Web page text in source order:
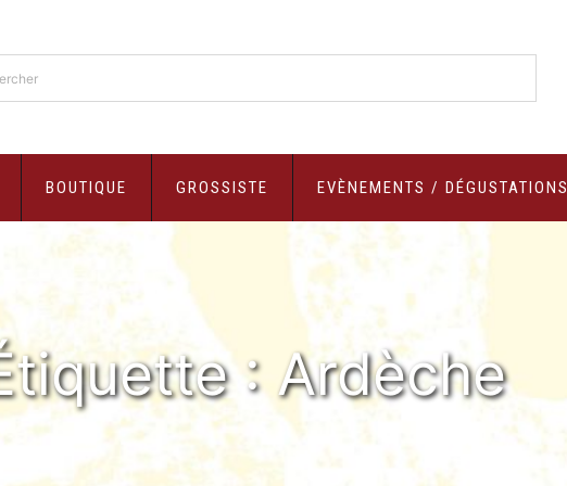
BOUTIQUE GROSSISTE EVÈNEMENTS / DÉGUSTATIONS
: Ardèche